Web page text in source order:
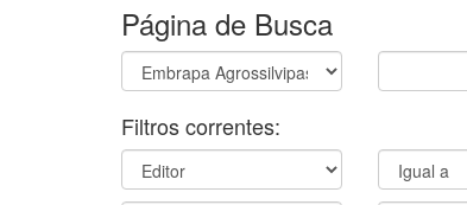
Página de Busca
Filtros correntes: